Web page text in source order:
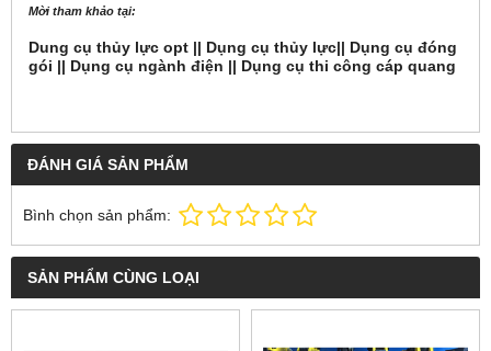
Mời tham khảo tại:
Dung cụ thủy lực opt || Dụng cụ thủy lực|| Dụng cụ đóng
gói || Dụng cụ ngành điện || Dụng cụ thi công cáp quang
ĐÁNH GIÁ SẢN PHẨM
Bình chọn sản phẩm:
SẢN PHẨM CÙNG LOẠI